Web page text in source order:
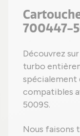
700447-
Découvrez
turbo
spécialement
compatibles
5009S.
Nous faisons